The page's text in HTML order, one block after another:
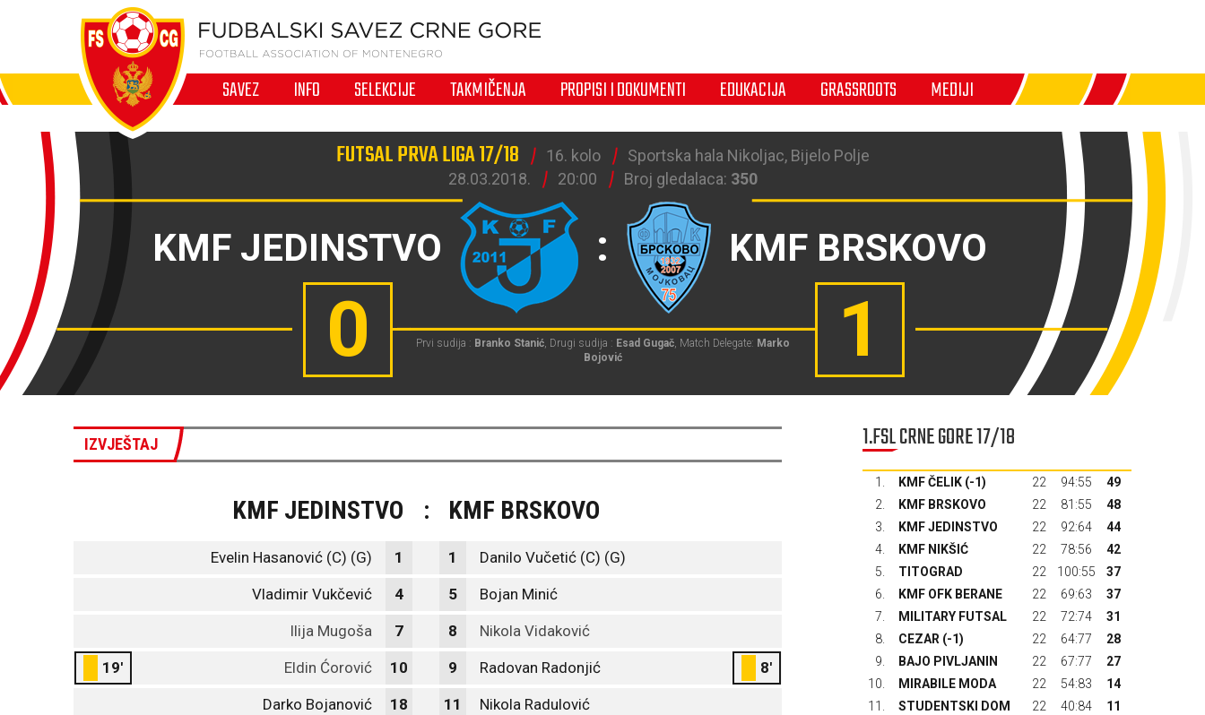
SAVEZ INFO SELEKCIJE TAKMIČENJA PROPISI I DOKUMENTI EDUKACIJA GRASSROOTS MEDIJI
FUTSAL PRVA LIGA 17/18 16. kolo
Sportska hala Nikoljac, Bijelo Polje
28.03.2018.
20:00 Broj gledalaca: 350
KMF JEDINSTVO : KMF BRSKOVO
0 1
Prvi sudija : Branko Stanić, Drugi sudija : Esad Gugač, Match Delegate: Marko
Bojović
IZVJEŠTAJ
KMF JEDINSTVO : KMF BRSKOVO
Evelin Hasanović (C) (G) 1 1 Danilo Vučetić (C) (G)
Vladimir Vukčević 4 5 Bojan Minić
Ilija Mugoša 7 8 Nikola Vidaković
19' Eldin Ćorović 10 9 Radovan Radonjić 8'
Darko Bojanović 18 11 Nikola Radulović
1.FSL CRNE GORE 17/18
1. KMF ČELIK (-1) 22 94:55
49
2.
KMF BRSKOVO 22 81:55
48
3.
KMF JEDINSTVO 22 92:64
44
4.
KMF NIKŠIĆ 22 78:56
42
5.
TITOGRAD 22 100:55
37
6.
KMF OFK BERANE 22 69:63
37
7.
MILITARY FUTSAL 22 72:74
31
8.
CEZAR (-1) 22 64:77
28
9.
BAJO PIVLJANIN 22 67:77
27
10.
MIRABILE MODA 22 54:83
14
11.
STUDENTSKI DOM 22 40:84
11